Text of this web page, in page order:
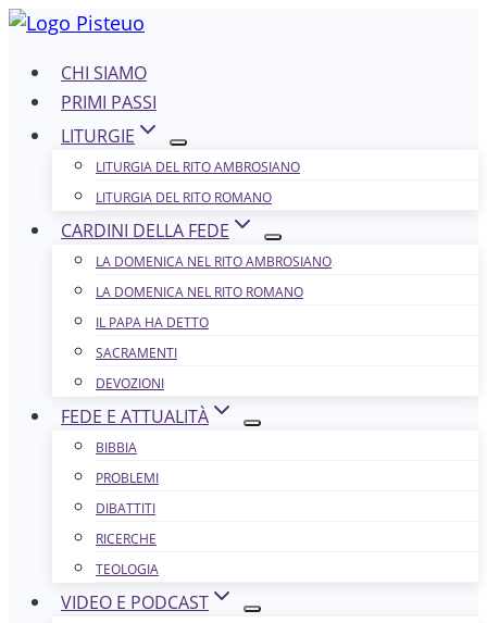
Salta
contenutoCHI SIAMO
PRIMI PASSI
LITURGIE
LITURGIA DEL RITO AMBROSIANO
LITURGIA DEL RITO ROMANO
CARDINI DELLA FEDE
LA DOMENICA NEL R​​​​​​ITO AMBROSIANO
LA DOMENICA NEL RITO ROMANO
IL PAPA HA DETTO
SACRAMENTI
DEVOZIONI
FEDE E ATTUALITÀ
BIBBIA
PROBLEMI
DIBATTITI
RICERCHE
TEOLOGIA
VIDEO E PODCAST